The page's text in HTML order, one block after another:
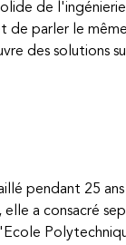
de l'ingénierie
de parler le
des solutions
pendant 25
a consacré